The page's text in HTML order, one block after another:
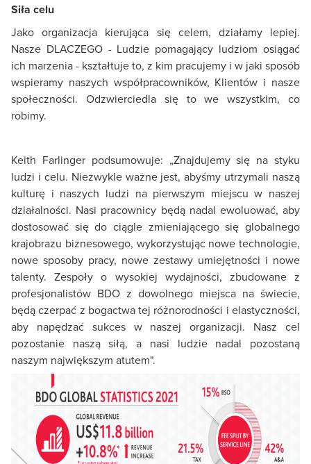
Siła celu
Jako organizacja kierująca się celem, działamy lepiej.
Nasze DLACZEGO - Ludzie pomagający ludziom osiągać
ich marzenia - kształtuje to, z kim pracujemy i w jaki sposób
wspieramy naszych współpracowników, Klientów i nasze
społeczności. Odzwierciedla się to we wszystkim, co
robimy.
Keith Farlinger podsumowuje: „Znajdujemy się na styku
ludzi i celu. Niezwykle ważne jest, abyśmy utrzymali naszą
kulturę i naszych ludzi na pierwszym miejscu w naszej
działalności. Nasi pracownicy będą nadal ewoluować, aby
dostosować się do ciągle zmieniającego się globalnego
krajobrazu biznesowego, wykorzystując nowe technologie,
nowe sposoby pracy, nowe zestawy umiejętności i nowe
talenty. Zespoły o wysokiej wydajności, zbudowane z
profesjonalistów BDO z dowolnego miejsca na świecie,
będą czerpać z bogactwa tej różnorodności i elastyczności,
aby napędzać sukces w naszej organizacji. Nasz cel
pozostanie naszą siłą, a nasi ludzie nadal pozostaną
naszym największym atutem".